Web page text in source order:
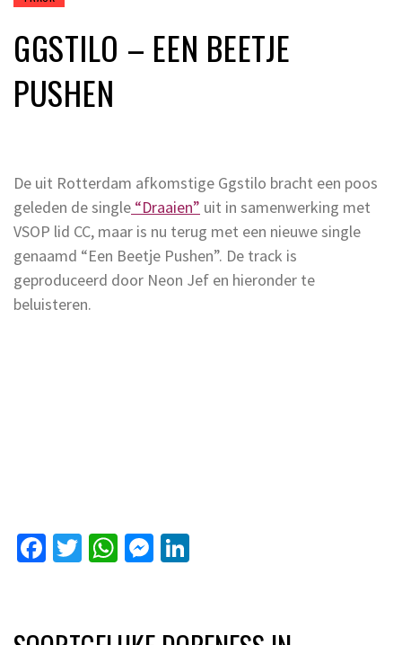
GGSTILO – EEN BEETJE
PUSHEN
De uit Rotterdam afkomstige Ggstilo bracht een poos
geleden de single “Draaien” uit in samenwerking met
VSOP lid CC, maar is nu terug met een nieuwe single
genaamd “Een Beetje Pushen”. De track is
geproduceerd door Neon Jef en hieronder te
beluisteren.
Facebook
Twitter
WhatsApp
Messenger